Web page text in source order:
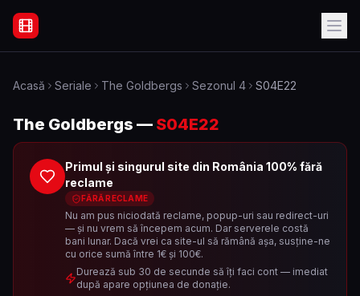
Filme Online Subtitrate - Acasă
Acasă Seriale The Goldbergs Sezonul 4 S04E22
The Goldbergs — S04E22
Primul și singurul site din România 100% fără
reclame
FĂRĂ RECLAME
Nu am pus niciodată reclame, popup-uri sau redirect-uri
— și nu vrem să începem acum. Dar serverele costă
bani lunar. Dacă vrei ca site-ul să rămână așa, susține-ne
cu orice sumă între 1€ și 100€.
Durează sub 30 de secunde să îți faci cont — imediat
după apare opțiunea de donație.